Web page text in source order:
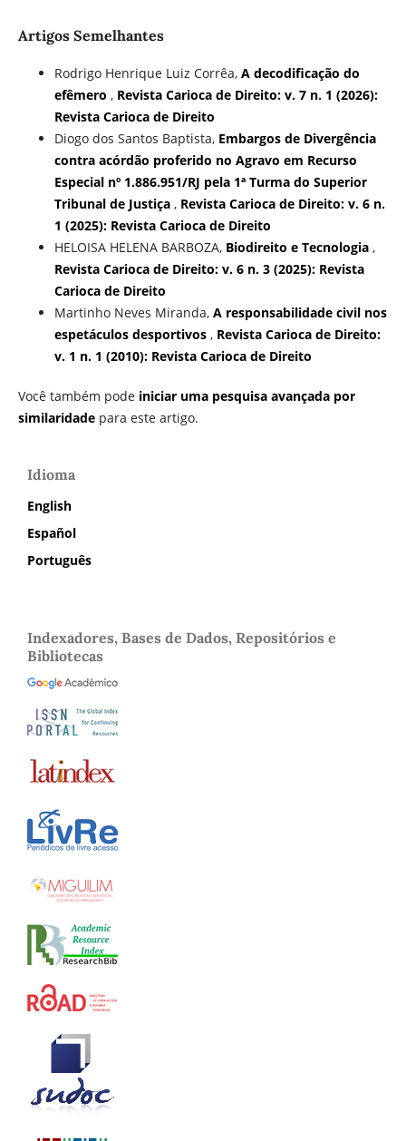
Artigos Semelhantes
Rodrigo Henrique Luiz Corrêa, A decodificação do
efêmero , Revista Carioca de Direito: v. 7 n. 1 (2026):
Revista Carioca de Direito
Diogo dos Santos Baptista, Embargos de Divergência
contra acórdão proferido no Agravo em Recurso
Especial nº 1.886.951/RJ pela 1ª Turma do Superior
Tribunal de Justiça , Revista Carioca de Direito: v. 6 n.
1 (2025): Revista Carioca de Direito
HELOISA HELENA BARBOZA, Biodireito e Tecnologia ,
Revista Carioca de Direito: v. 6 n. 3 (2025): Revista
Carioca de Direito
Martinho Neves Miranda, A responsabilidade civil nos
espetáculos desportivos , Revista Carioca de Direito:
v. 1 n. 1 (2010): Revista Carioca de Direito
Você também pode iniciar uma pesquisa avançada por
similaridadepara este artigo.
Idioma
English
Español
Português
Indexadores, Bases de Dados, Repositórios e
Bibliotecas